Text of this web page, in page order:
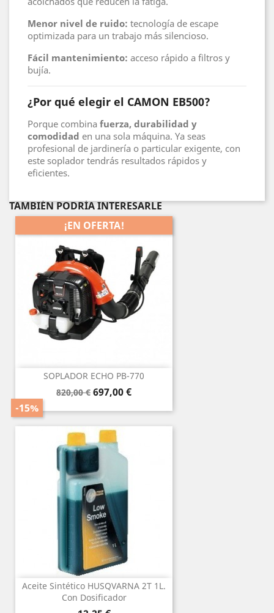
Menor nivel de ruido: tecnología de escape
optimizada para un trabajo más silencioso.
Fácil mantenimiento: acceso rápido a filtros y
bujía.
¿Por qué elegir el CAMON EB500?
Porque combina fuerza, durabilidad y
comodidad en una sola máquina. Ya seas
profesional de jardinería o particular exigente, con
este soplador tendrás resultados rápidos y
eficientes.
TAMBIÉN PODRÍA INTERESARLE
SOPLADOR ECHO PB-770
Precio
820,00 €
-15%
Precio
697,00 €
¡EN OFERTA!
Aceite Sintético HUSQVARNA 2T 1L.
Con Dosificador